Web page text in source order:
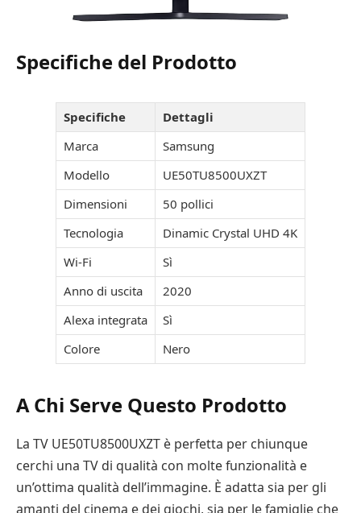
Specifiche del Prodotto
Specifiche
Dettagli
Marca
Samsung
Modello
UE50TU8500UXZT
Dimensioni
50 pollici
Tecnologia
Dinamic Crystal UHD 4K
Wi-Fi
Sì
Anno di uscita
2020
Alexa integrata
Sì
Colore
Nero
A Chi Serve Questo Prodotto
La TV UE50TU8500UXZT è perfetta per chiunque
cerchi una TV di qualità con molte funzionalità e
un’ottima qualità dell’immagine. È adatta sia per gli
amanti del cinema e dei giochi, sia per le famiglie che